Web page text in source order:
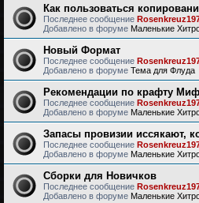
Как пользоваться
Последнее сообщение
Добавлено в форуме Маленькие
Новый Формат
Последнее сообщение
Добавлено в форуме Тема для Флуда
Рекомендации по крафту
Последнее сообщение
Добавлено в форуме Маленькие
Запасы провизии иссякают,
Последнее сообщение
Добавлено в форуме Маленькие
Сборки для Новичков
Последнее сообщение
Добавлено в форуме Маленькие